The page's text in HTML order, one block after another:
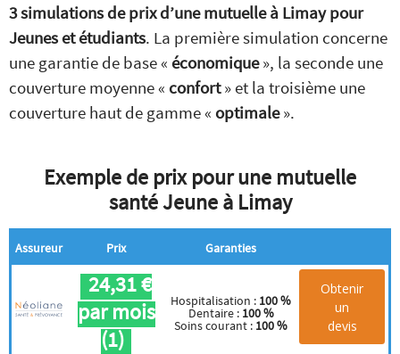
3 simulations de prix d’une mutuelle à Limay pour
Jeunes et étudiants. La première simulation concerne
une garantie de base « économique», la seconde une
couverture moyenne « confort» et la troisième une
couverture haut de gamme « optimale».
Exemple de prix pour une mutuelle
santé Jeune à Limay
Assureur Prix Garanties
24,31 €
par mois
(1)
Hospitalisation : 100 %
Dentaire : 100 %
Soins courant : 100 %
Obtenir
un
devis